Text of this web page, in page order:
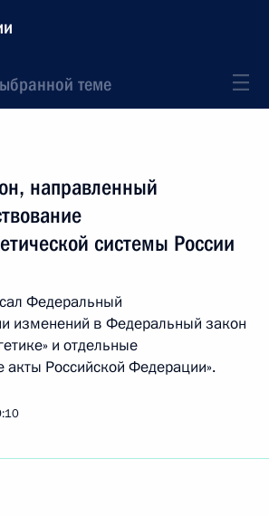
теме
направленный
системы России
Федеральный
изменений в Федеральный закон
и отдельные
акты Российской Федерации».